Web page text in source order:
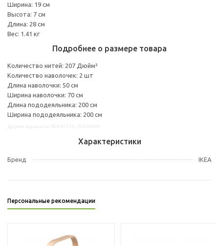
Ширина: 19 см
Высота: 7 см
Длина: 28 см
Вес: 1.41 кг
Подробнее о размере товара
Количество нитей: 207 Дюйм²
Количество наволочек: 2 шт
Длина наволочки: 50 см
Ширина наволочки: 70 см
Длина пододеяльника: 200 см
Ширина пододеяльника: 200 см
Характеристики
Бренд IKEA
Персональные рекомендации